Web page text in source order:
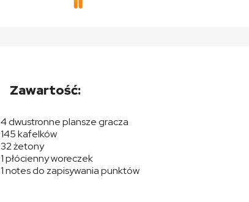
Zawartość:
4 dwustronne plansze gracza
145 kafelków
32 żetony
1 płócienny woreczek
1 notes do zapisywania punktów